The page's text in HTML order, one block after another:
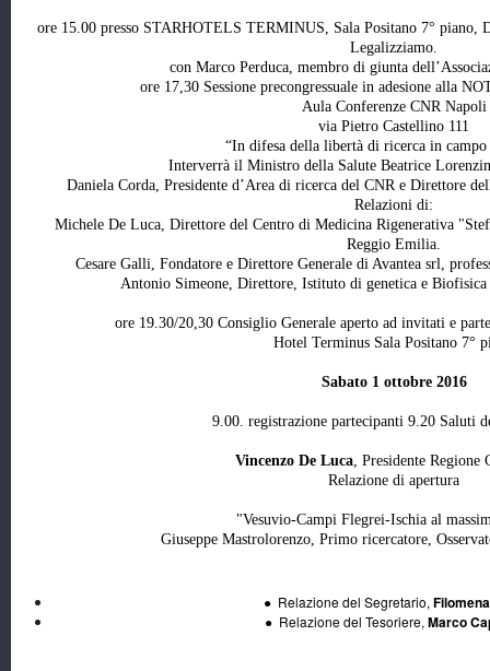
ore 15.00 presso STARHOTELS TERMINUS, Sala Positano 7° piano,
Legalizziamo.
con Marco Perduca, membro di giunta
ore 17,30 Sessione precongressuale in adesione alla
Aula Conferenze CNR Napoli
via Pietro Castellino 111
“In difesa della libertà di ricerca in campo
Interverrà il Ministro della Salute Beatrice
Daniela Corda, Presidente d’Area di ricerca del CNR e Direttore
Relazioni di:
Michele De Luca, Direttore del Centro di Medicina Rigenerativa
Reggio Emilia.
Cesare Galli, Fondatore e Direttore Generale di Avantea srl,
Antonio Simeone, Direttore, Istituto di genetica e
ore 19.30/20,30 Consiglio Generale aperto ad invitati e
Hotel Terminus Sala Positano 7°
Sabato 1 ottobre 2016
9.00. registrazione partecipanti 9.20 Saluti
Vincenzo De Luca, Presidente Regione
Relazione di apertura
"Vesuvio-Campi Flegrei-Ischia al
Giuseppe Mastrolorenzo, Primo ricercatore,
● Relazione del Segretario,
● Relazione del Tesoriere, Marco